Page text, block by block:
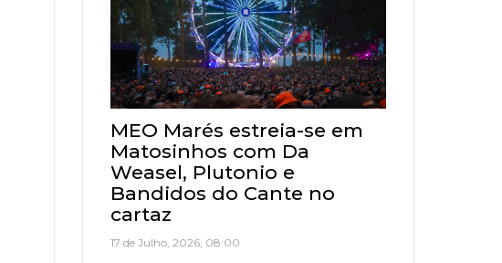
MEO Marés estreia-se em
Matosinhos com Da
Weasel, Plutonio e
Bandidos do Cante no
cartaz
17 de Julho, 2026, 08:00